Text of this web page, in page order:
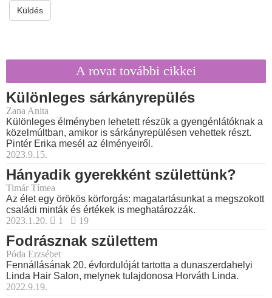
Küldés
A rovat további cikkei
Különleges sárkányrepülés
Zana Anita
Különleges élményben lehetett részük a gyengénlátóknak a
közelmúltban, amikor is sárkányrepülésen vehettek részt.
Pintér Erika mesél az élményeiről.
2023.9.15.
Hányadik gyerekként születtünk?
Timár Tímea
Az élet egy örökös körforgás: magatartásunkat a megszokott
családi minták és értékek is meghatározzák.
2023.1.20.
1 19
Fodrásznak születtem
Póda Erzsébet
Fennállásának 20. évfordulóját tartotta a dunaszerdahelyi
Linda Hair Salon, melynek tulajdonosa Horváth Linda.
2022.9.19.